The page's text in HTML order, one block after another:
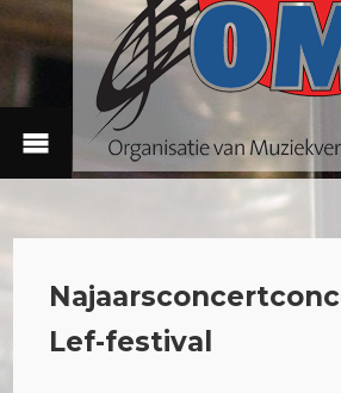
Lef-festival